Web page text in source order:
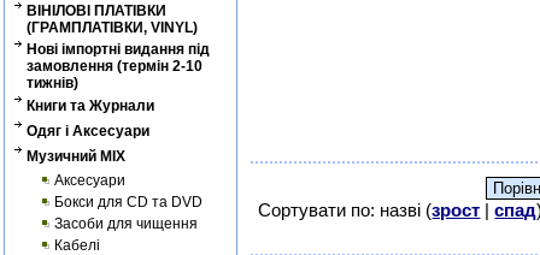
ВІНІЛОВІ ПЛАТІВКИ
(ГРАМПЛАТІВКИ, VINYL)
Нові імпортні видання під
замовлення (термін 2-10
тижнів)
Книги та Журнали
Одяг і Аксесуари
Музичний MIX
Аксесуари
Бокси для CD та DVD
Засоби для чищення
Кабелі
Сортувати по: назві (зрост |спад